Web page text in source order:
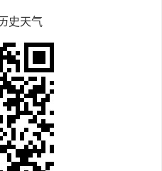
史天气